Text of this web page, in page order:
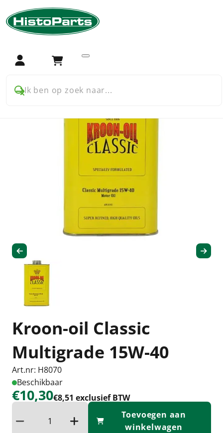
Login Winkelwagen
Ik ben op zoek naar...
Home
Accessoires
Vloeistoffen en gebruiks artikelen
Kroon-oil Classic Multigrade 15W-40
Kroon-oil Classic
Multigrade 15W-40
Art.nr: H8070
Beschikbaar
€10,30€8,51 exclusief BTW
Verminder hoeveelheidVerhoog de hoeveelheid
Toevoegen aan
winkelwagen